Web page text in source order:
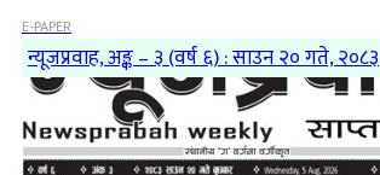
E-PAPER
न्यूजप्रवाह, अङ्क – ३ (वर्ष ६) : साउन २० गते, २०८३